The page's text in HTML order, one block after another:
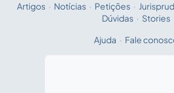
Fale com a IA
Artigos · Notícias · Petições ·
Dúvidas · Stories
Ajuda · Fale